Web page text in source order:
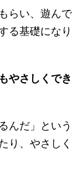
らい、遊んで
る基礎になり
やさしくでき
んだ」という
り、やさしく